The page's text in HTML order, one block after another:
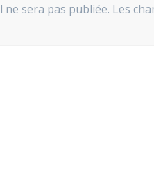
ne sera pas publiée. Les